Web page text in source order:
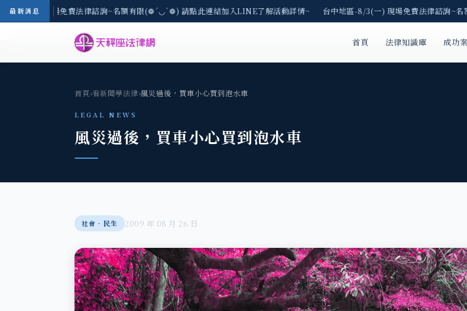
最新消息
8/3(一) 現場免費法律諮詢~名額有限(❁´◡`❁) 請點此連結加入LINE了解活動詳情~ 台中地區-8/3(一) 現場免費法律諮詢~名
首頁 法律知識庫 成功
首頁›看新聞學法律›風災過後，買車小心買到泡水車
LEGAL NEWS
風災過後，買車小心買到泡水車
社會‧民生 2009 年 08 月 26 日